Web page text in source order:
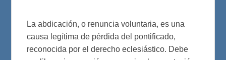
La abdicación, o renuncia voluntaria, es una
causa legítima de pérdida del pontificado,
reconocida por el derecho eclesiástico. Debe